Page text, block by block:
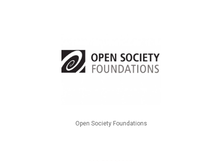
Open Society Foundations